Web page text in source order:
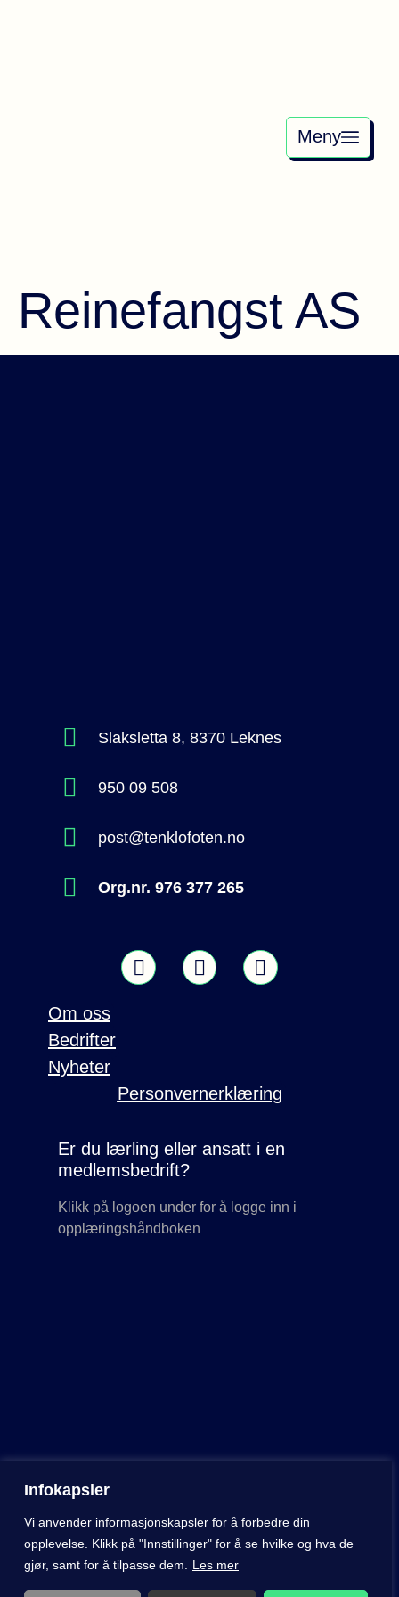
Infokapsler
Vi anvender informasjonskapsler for å forbedre din
opplevelse. Klikk på "Innstillinger" for å se hvilke og hva de
gjør, samt for å tilpasse dem.
Les mer
Meny
Reinefangst AS
Slaksletta 8, 8370 Leknes
950 09 508
post@tenklofoten.no
Org.nr. 976 377 265
Om oss
Bedrifter
Nyheter
Personvernerklæring
Er du lærling eller ansatt i en
medlemsbedrift?
Klikk på logoen under for å logge inn i
opplæringshåndboken
2023 © Tenk Lofoten
Nettside utviklet avNettrakett